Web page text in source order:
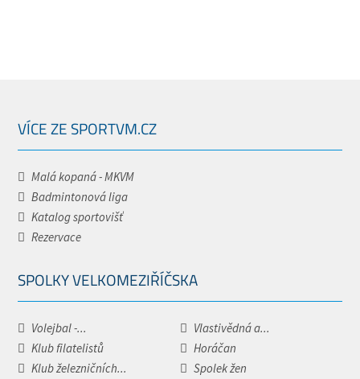
VÍCE ZE SPORTVM.CZ
Malá kopaná - MKVM
Badmintonová liga
Katalog sportovišť
Rezervace
SPOLKY VELKOMEZIŘÍČSKA
Volejbal -...
Vlastivědná a...
Klub filatelistů
Horáčan
Klub železničních...
Spolek žen